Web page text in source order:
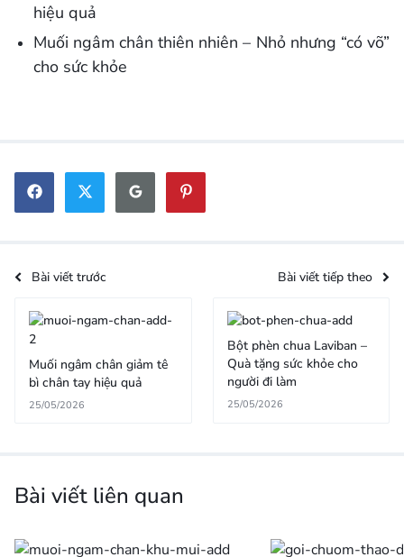
hiệu quả
Muối ngâm chân thiên nhiên – Nhỏ nhưng “có võ”
cho sức khỏe
Bài viết trước Bài viết tiếp theo
Muối ngâm chân giảm tê
bì chân tay hiệu quả
25/05/2026
Bột phèn chua Laviban –
Quà tặng sức khỏe cho
người đi làm
25/05/2026
Bài viết liên quan